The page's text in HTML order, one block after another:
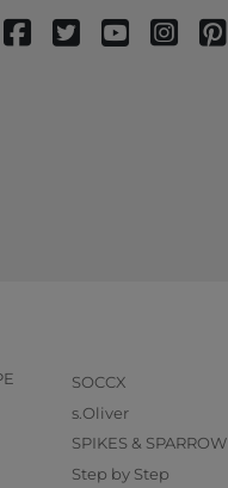
SOCCX
s.Oliver
SPIKES & SPARROW
Step by Step